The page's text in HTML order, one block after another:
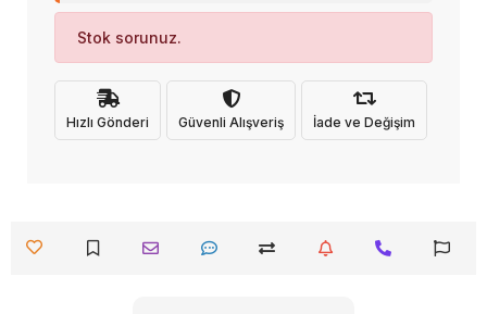
Stok sorunuz.
Hızlı Gönderi Güvenli Alışveriş İade ve Değişim